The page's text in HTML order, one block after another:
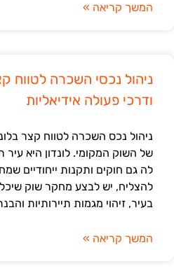
המשך קריאה »
ניהול נכסי השכרה לטווח
ודרכי פעולה אידיאליות
ניהול נכס השכרה לטווח קצר
של השוק המקומי. לונדון היא עיר
לה גם חוקים ותקנות ייחודיים
להצליח, יש לבצע מחקר שוק
בעיר, זיהוי מגמות תיירותיות
המשך קריאה »